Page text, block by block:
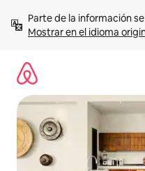
contenidoMostrar en el idioma